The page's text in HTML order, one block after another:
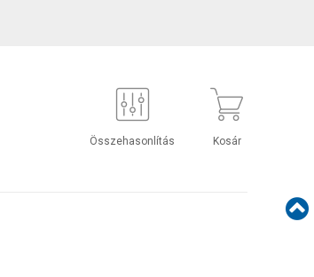
Összehasonlítás Kosár